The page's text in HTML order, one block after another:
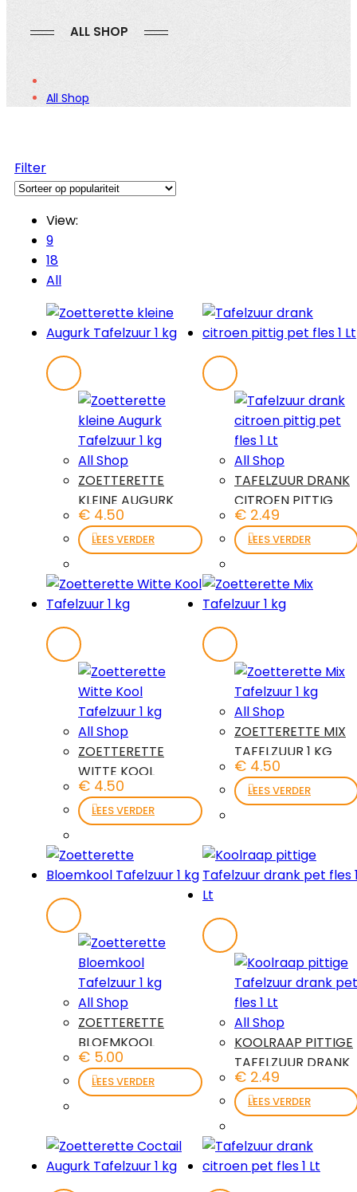
ALL SHOP
All Shop
Filter
View:
9
18
All
All Shop
ZOETTERETTE
KLEINE AUGURK
TAFELZUUR 1 KG
€ 4.50
LEES VERDER
All Shop
TAFELZUUR DRANK
CITROEN PITTIG
PET FLES 1 LT
€ 2.49
LEES VERDER
All Shop
ZOETTERETTE
WITTE KOOL
TAFELZUUR 1 KG
€ 4.50
LEES VERDER
All Shop
ZOETTERETTE MIX
TAFELZUUR 1 KG
€ 4.50
LEES VERDER
All Shop
ZOETTERETTE
BLOEMKOOL
TAFELZUUR 1 KG
€ 5.00
LEES VERDER
All Shop
KOOLRAAP PITTIGE
TAFELZUUR DRANK
PET FLES 1 LT
€ 2.49
LEES VERDER